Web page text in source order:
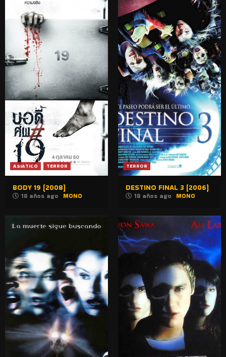
ASIATICO TERROR
BODY 19 (2008)
18 años ago MONO
TERROR
DESTINO FINAL 3 (2006)
18 años ago MONO